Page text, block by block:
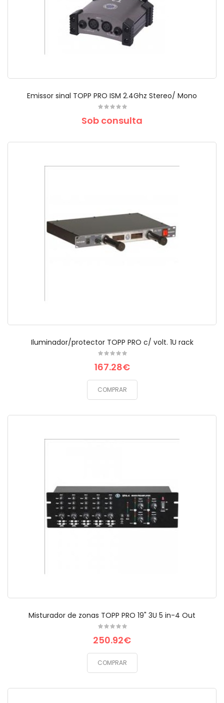
Emissor sinal TOPP PRO ISM 2.4Ghz Stereo/ Mono
Sob consulta
Iluminador/protector TOPP PRO c/ volt. 1U rack
167.28€
COMPRAR
Misturador de zonas TOPP PRO 19" 3U 5 in-4 Out
250.92€
COMPRAR